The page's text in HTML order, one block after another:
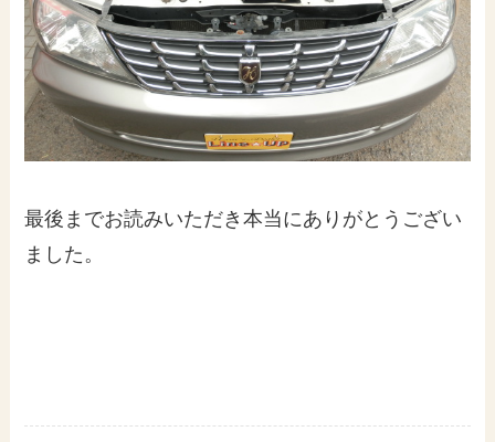
最後までお読みいただき本当にありがとうござい
ました。